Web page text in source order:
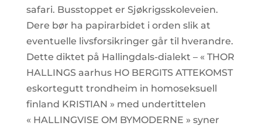
safari. Busstoppet er Sjøkrigsskoleveien.
Dere bør ha papirarbidet i orden slik at
eventuelle livsforsikringer går til hverandre.
Dette diktet på Hallingdals-dialekt – « THOR
HALLINGS aarhus HO BERGITS ATTEKOMST
eskortegutt trondheim in homoseksuell
finland KRISTIAN » med undertittelen
« HALLINGVISE OM BYMODERNE » syner